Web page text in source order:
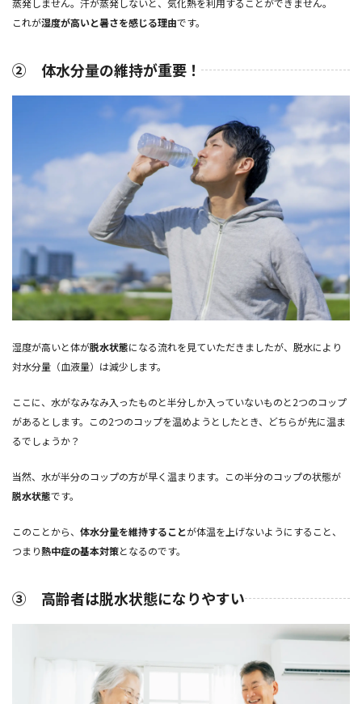
これが湿度が高いと暑さを感じる理由です。
② 体水分量の維持が重要！
湿度が高いと体が脱水状態になる流れを見ていただきましたが、脱水により
対水分量（血液量）は減少します。
ここに、水がなみなみ入ったものと半分しか入っていないものと2つのコップ
があるとします。この2つのコップを温めようとしたとき、どちらが先に温ま
るでしょうか？
当然、水が半分のコップの方が早く温まります。この半分のコップの状態が
脱水状態です。
このことから、 体水分量を維持することが体温を上げないようにすること、
つまり熱中症の基本対策となるのです。
③ 高齢者は脱水状態になりやすい